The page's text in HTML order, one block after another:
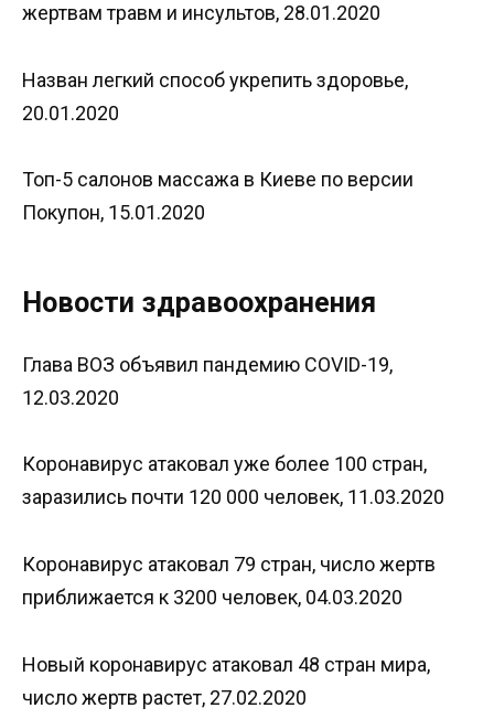
жертвам травм и инсультов, 28.01.2020
Назван легкий способ укрепить здоровье,
20.01.2020
Топ-5 салонов массажа в Киеве по версии
Покупон, 15.01.2020
Новости здравоохранения
Глава ВОЗ объявил пандемию COVID-19,
12.03.2020
Коронавирус атаковал уже более 100 стран,
заразились почти 120 000 человек, 11.03.2020
Коронавирус атаковал 79 стран, число жертв
приближается к 3200 человек, 04.03.2020
Новый коронавирус атаковал 48 стран мира,
число жертв растет, 27.02.2020